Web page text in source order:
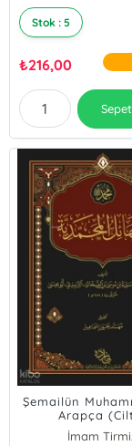
Stok : 5
₺216,00
Şemailün
Arapça
İmam